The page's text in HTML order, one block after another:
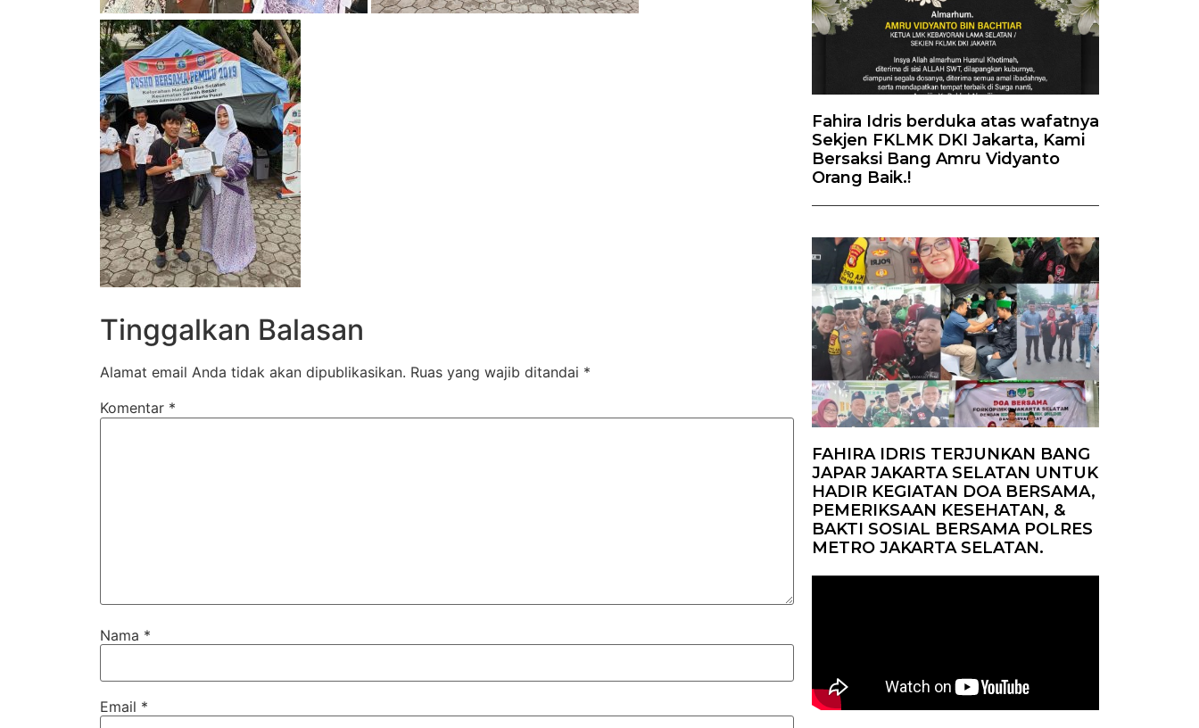
Tinggalkan Balasan
Alamat email Anda tidak akan dipublikasikan. Ruas yang wajib ditandai *
Komentar *
Nama *
Email *
Fahira Idris berduka atas wafatnya
Sekjen FKLMK DKI Jakarta, Kami
Bersaksi Bang Amru Vidyanto
Orang Baik.!
FAHIRA IDRIS TERJUNKAN BANG
JAPAR JAKARTA SELATAN UNTUK
HADIR KEGIATAN DOA BERSAMA,
PEMERIKSAAN KESEHATAN, &
BAKTI SOSIAL BERSAMA POLRES
METRO JAKARTA SELATAN.